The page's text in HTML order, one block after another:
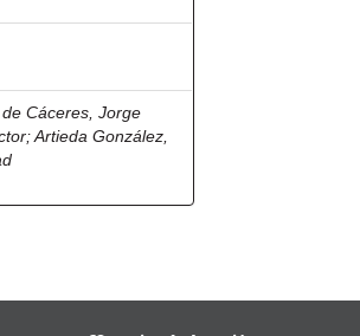
Cáceres, Jorge
;Artieda González,